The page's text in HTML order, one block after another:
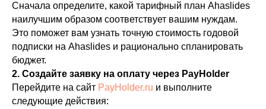
Сначала определите, какой тарифный план Ahaslides
наилучшим образом соответствует вашим нуждам.
Это поможет вам узнать точную стоимость годовой
подписки на Ahaslides и рационально спланировать
бюджет.
2. Создайте заявку на оплату через PayHolder
Перейдите на сайт PayHolder.ru и выполните
следующие действия: